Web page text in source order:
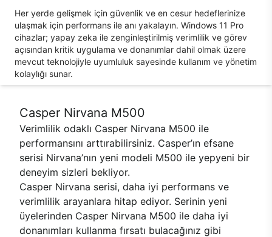
Her yerde gelişmek için güvenlik ve en cesur hedeflerinize
ulaşmak için performans ile anı yakalayın. Windows 11 Pro
cihazlar; yapay zeka ile zenginleştirilmiş verimlilik ve görev
açısından kritik uygulama ve donanımlar dahil olmak üzere
mevcut teknolojiyle uyumluluk sayesinde kullanım ve yönetim
kolaylığı sunar.
Casper Nirvana M500
Verimlilik odaklı Casper Nirvana M500 ile
performansını arttırabilirsiniz. Casper’ın efsane
serisi Nirvana’nın yeni modeli M500 ile yepyeni bir
deneyim sizleri bekliyor.
Casper Nirvana serisi, daha iyi performans ve
verimlilik arayanlara hitap ediyor. Serinin yeni
üyelerinden Casper Nirvana M500 ile daha iyi
donanımları kullanma fırsatı bulacağınız gibi